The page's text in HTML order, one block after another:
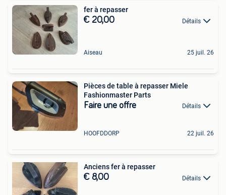
fer à repasser
€ 20,00 Détails
Aiseau 25 juil. 26
Pièces de table à repasser Miele
Fashionmaster Parts
Faire une offre Détails
HOOFDDORP 22 juil. 26
Anciens fer à repasser
€ 8,00 Détails